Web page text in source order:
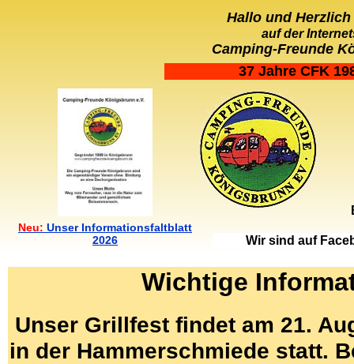
Hallo und
auf der
Camping-Freunde
37 Jahre CFK
Neu: Unser Informationsfaltblatt
2026
Wir sind auf
Wichtige
Unser Grillfest findet am 21.
in der Hammerschmiede statt.